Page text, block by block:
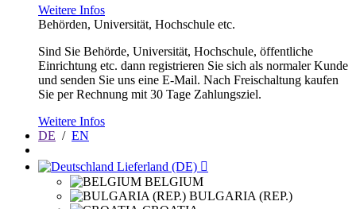
Weitere Infos
Behörden, Universität, Hochschule etc.
Sind Sie Behörde, Universität, Hochschule, öffentliche
Einrichtung etc. dann registrieren Sie sich als normaler Kunde
und senden Sie uns eine E-Mail. Nach Freischaltung kaufen
Sie per Rechnung mit 30 Tage Zahlungsziel.
Weitere Infos
DE / EN
Lieferland (DE) 
BELGIUM
BULGARIA (REP.)